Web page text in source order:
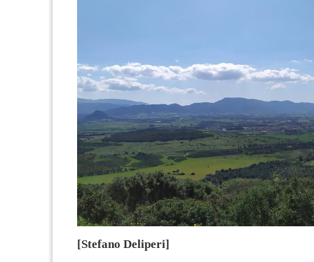
[Stefano Deliperi]